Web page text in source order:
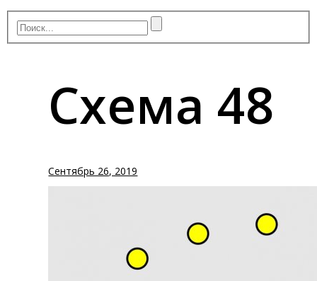
Схема 48
Сентябрь 26, 2019